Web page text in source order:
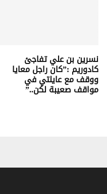
نسرين بن علي تفاجئ
كادوريم :”كان راجل معايا
ووقف مع عايلتي في
مواقف صعيبة لكن..”